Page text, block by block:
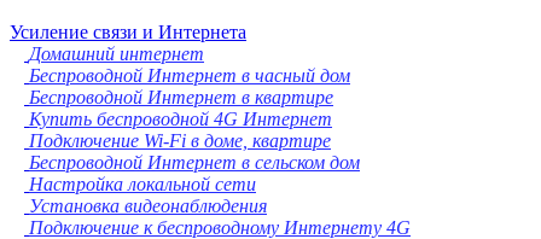
Усиление связи и Интернета
Домашний интернет
Беспроводной Интернет в часный дом
Беспроводной Интернет в квартире
Купить беспроводной 4G Интернет
Подключение Wi-Fi в доме, квартире
Беспроводной Интернет в сельском дом
Настройка локальной сети
Установка видеонаблюдения
Подключение к беспроводному Интернету 4G